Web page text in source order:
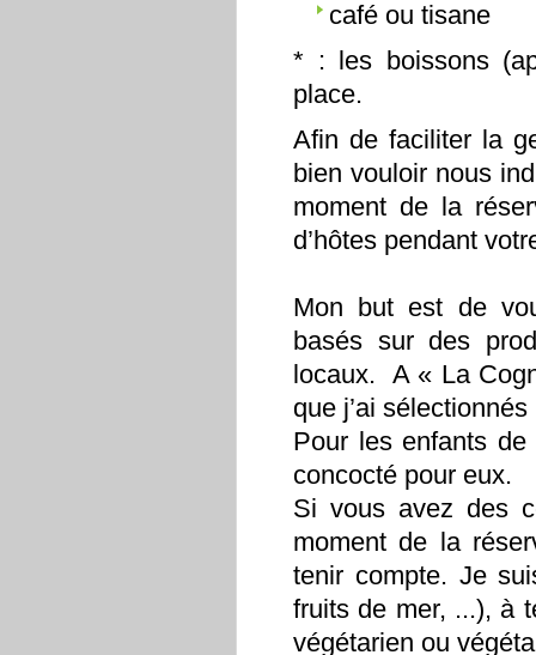
café ou tisane
* : les boissons
place.
Afin de faciliter la
bien vouloir nous
moment de la
d’hôtes pendant
Mon but est de
basés sur des
locaux. A « La
que j’ai
Pour les enfants
concocté pour eux.
Si vous avez des
moment de la
tenir compte. Je
fruits de mer, ...), à
végétarien ou